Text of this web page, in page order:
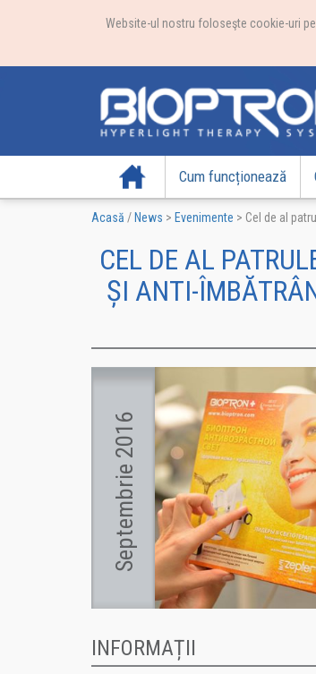
Website-ul nostru foloseşte cookie-uri
Acasă Cum funcționează
Acasă / News > Evenimente > Cel de al
CEL DE AL
ȘI ANTI-
Septembrie 2016
INFORMAȚII